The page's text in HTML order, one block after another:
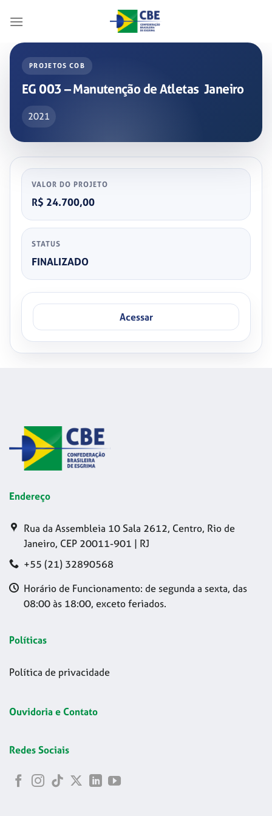
PROJETOS COB
EG 003 – Manutenção de Atletas ­ Janeiro
2021
VALOR DO PROJETO
R$ 24.700,00
STATUS
FINALIZADO
Acessar
Endereço
Rua da Assembleia 10 Sala 2612, Centro, Rio de
Janeiro, CEP 20011-901 | RJ
+55 (21) 32890568
Horário de Funcionamento: de segunda a sexta, das
08:00 às 18:00, exceto feriados.
Políticas
Política de privacidade
Ouvidoria e Contato
Redes Sociais